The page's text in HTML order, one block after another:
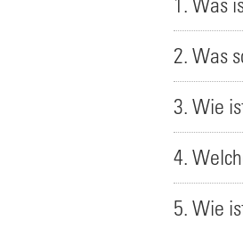
1. Was
2. Was
3. Wie
4.
5. Wie